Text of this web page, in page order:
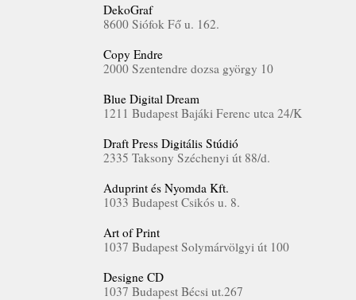
DekoGraf
8600 Siófok Fő u. 162.
Copy Endre
2000 Szentendre dozsa györgy 10
Blue Digital Dream
1211 Budapest Bajáki Ferenc utca 24/K
Draft Press Digitális Stúdió
2335 Taksony Széchenyi út 88/d.
Aduprint és Nyomda Kft.
1033 Budapest Csikós u. 8.
Art of Print
1037 Budapest Solymárvölgyi út 100
Designe CD
1037 Budapest Bécsi ut.267